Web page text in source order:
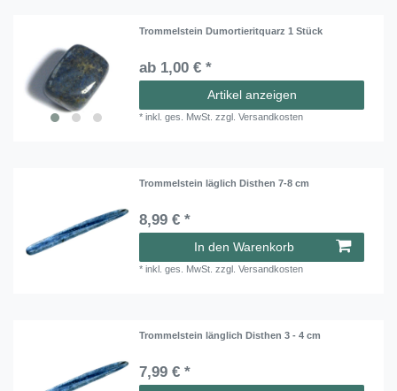
Trommelstein Dumortieritquarz 1 Stück
ab 1,00 € *
Artikel anzeigen
*inkl. ges. MwSt. zzgl.Versandkosten
Trommelstein läglich Disthen 7-8 cm
8,99 € *
In den Warenkorb
*inkl. ges. MwSt. zzgl.Versandkosten
Trommelstein länglich Disthen 3 - 4 cm
7,99 € *